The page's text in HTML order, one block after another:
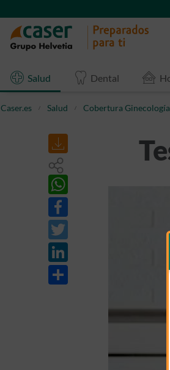
Salud Dental
Caser.es Salud Cobertura Ginecología